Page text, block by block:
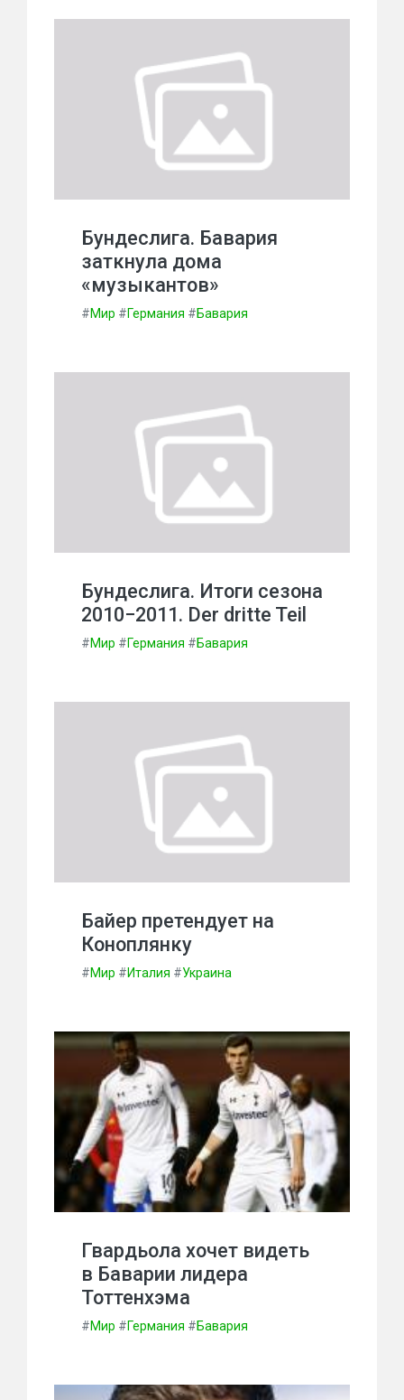
Бундеслига. Бавария
заткнула дома
«музыкантов»
#Мир #Германия #Бавария
Бундеслига. Итоги сезона
2010−2011. Der dritte Teil
#Мир #Германия #Бавария
Байер претендует на
Коноплянку
#Мир #Италия #Украина
Гвардьола хочет видеть
в Баварии лидера
Тоттенхэма
#Мир #Германия #Бавария